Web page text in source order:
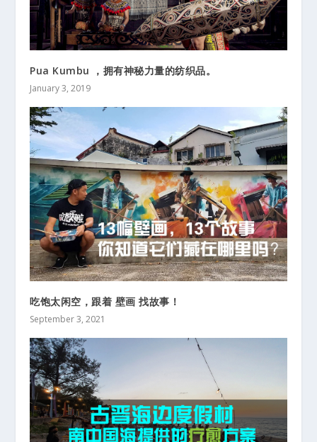
Pua Kumbu ，拥有神秘力量的纺织品。
January 3, 2019
吃饱太闲空，跟着 壁画 找故事！
September 3, 2021